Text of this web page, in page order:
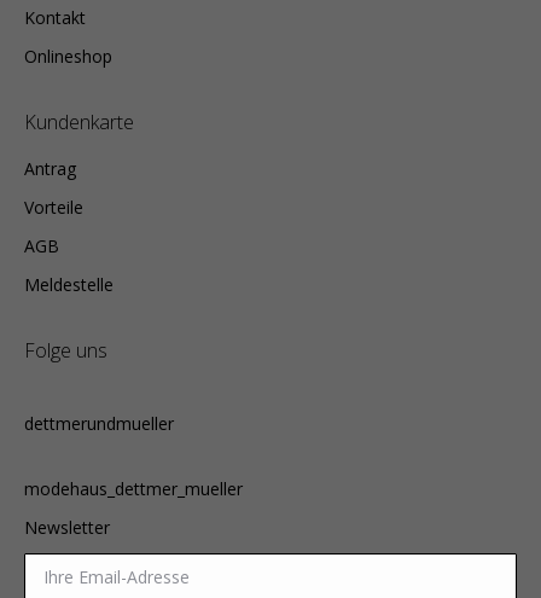
Kontakt
Onlineshop
Kundenkarte
Antrag
Vorteile
AGB
Meldestelle
Folge uns
dettmerundmueller
modehaus_dettmer_mueller
Newsletter